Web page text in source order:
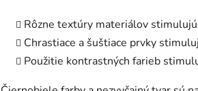
Rôzne textúry materiálov
Chrastiace a šuštiace prvky
Použitie kontrastných farieb